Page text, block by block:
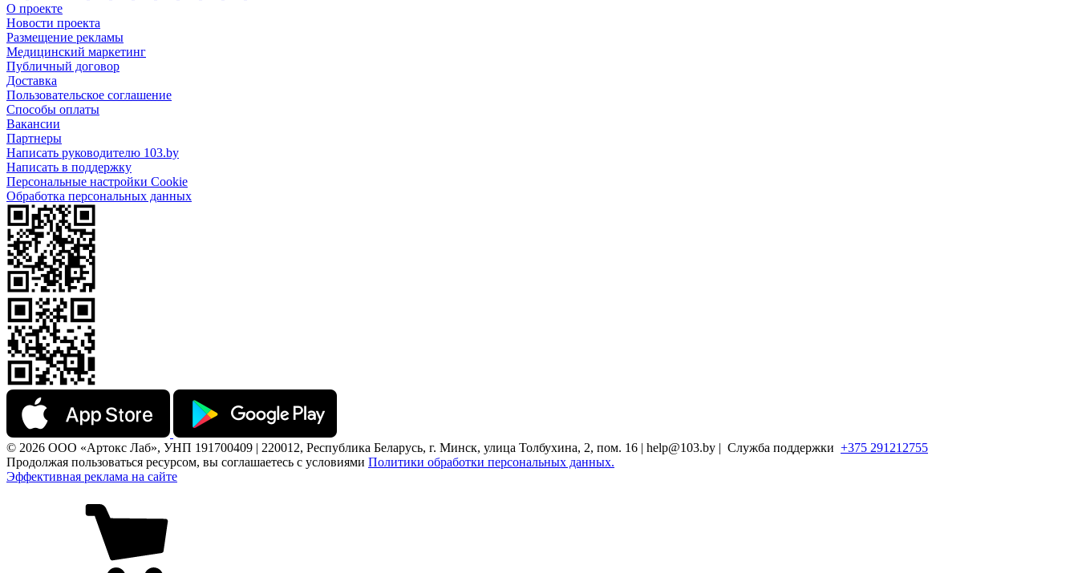
О проекте
Новости проекта
Размещение рекламы
Медицинский маркетинг
Публичный договор
Доставка
Пользовательское соглашение
Способы оплаты
Вакансии
Партнеры
Написать руководителю 103.by
Написать в поддержку
Персональные настройки Cookie
Обработка персональных данных
© 2026 ООО «Артокс Лаб», УНП 191700409 | 220012, Республика Беларусь, г. Минск, улица Толбухина, 2, пом. 16 | help@103.by | Служба поддержки +375 291212755
Продолжая пользоваться ресурсом, вы соглашаетесь с условиями Политики обработки персональных данных.
Эффективная реклама на сайте